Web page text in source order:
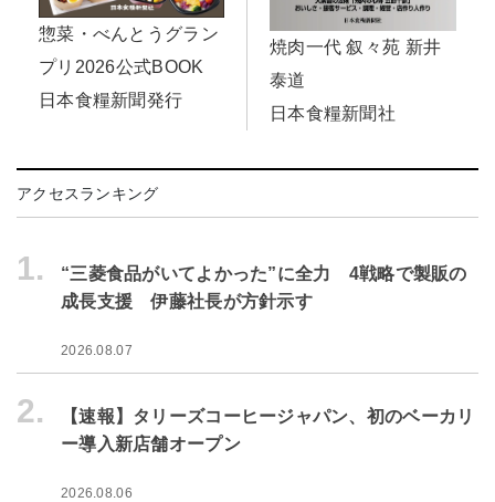
惣菜・べんとうグラン
プリ2026公式BOOK
日本食糧新聞発行
焼肉一代 叙々苑 新井
泰道
日本食糧新聞社
アクセスランキング
1.
“三菱食品がいてよかった”に全力 4戦略で製販の
成長支援 伊藤社長が方針示す
2026.08.07
2.
【速報】タリーズコーヒージャパン、初のベーカリ
ー導入新店舗オープン
2026.08.06